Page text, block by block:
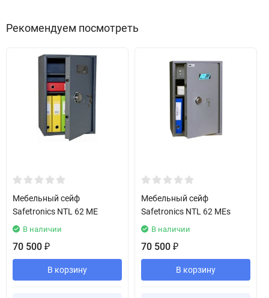
Рекомендуем посмотреть
Мебельный сейф
Safetronics NTL 62 ME
В наличии
70 500 ₽
В корзину
Мебельный сейф
Safetronics NTL 62 MEs
В наличии
70 500 ₽
В корзину